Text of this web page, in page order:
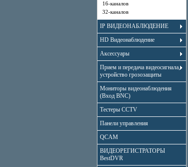
16-каналов
32-каналов
IP ВИДЕОНАБЛЮДЕНИЕ
HD Видеонаблюдение
Аксессуары
Прием и передача видеосигнала,
устройство грозозащиты
Мониторы видеонаблюдения
(Вход BNC)
Тестеры CCTV
Панели управления
QCAM
ВИДЕОРЕГИСТРАТОРЫ
BestDVR